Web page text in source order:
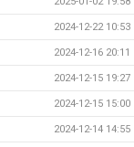
2024-12-22 10:53
2024-12-16 20:11
2024-12-15 19:27
2024-12-15 15:00
2024-12-14 14:55